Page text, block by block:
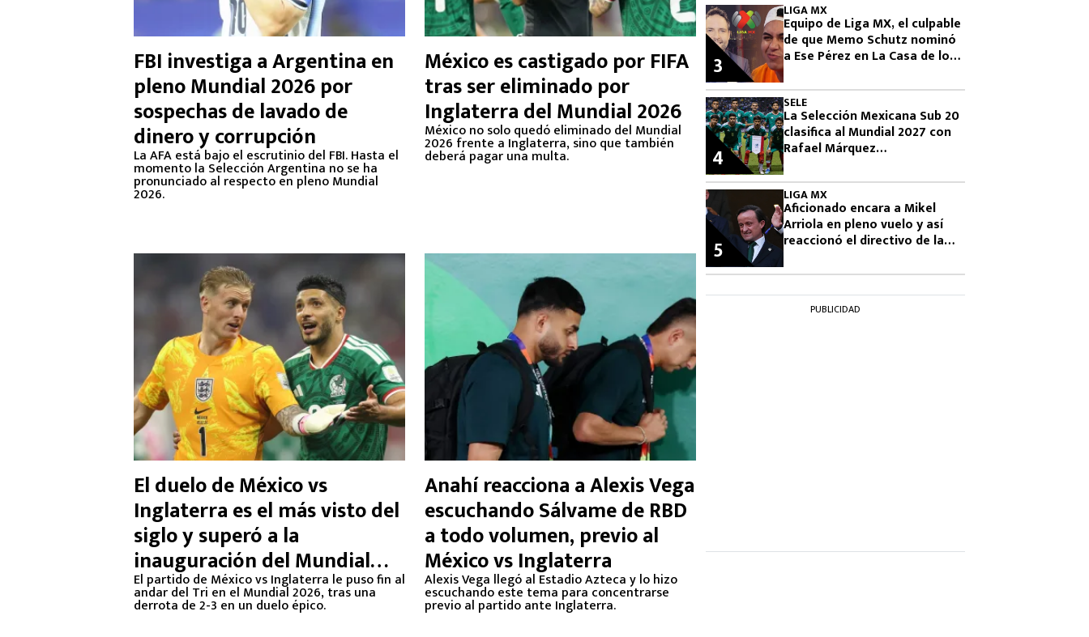
FBI investiga a Argentina en
pleno Mundial 2026 por
sospechas de lavado de
dinero y corrupción
La AFA está bajo el escrutinio del FBI. Hasta el
momento la Selección Argentina no se ha
pronunciado al respecto en pleno Mundial
2026.
México es castigado por FIFA
tras ser eliminado por
Inglaterra del Mundial 2026
México no solo quedó eliminado del Mundial
2026 frente a Inglaterra, sino que también
deberá pagar una multa.
El duelo de México vs
Inglaterra es el más visto del
siglo y superó a la
inauguración del Mundial
2026
El partido de México vs Inglaterra le puso fin al
andar del Tri en el Mundial 2026, tras una
derrota de 2-3 en un duelo épico.
Anahí reacciona a Alexis Vega
escuchando Sálvame de RBD
a todo volumen, previo al
México vs Inglaterra
Alexis Vega llegó al Estadio Azteca y lo hizo
escuchando este tema para concentrarse
previo al partido ante Inglaterra.
LIGA MX
Equipo de Liga MX, el culpable
de que Memo Schutz nominó
a Ese Pérez en La Casa de los
3
SELE
La Selección Mexicana Sub 20
clasifica al Mundial 2027 con
Rafael Márquez
4
LIGA MX
Aficionado encara a Mikel
Arriola en pleno vuelo y así
reaccionó el directivo de la
5
PUBLICIDAD